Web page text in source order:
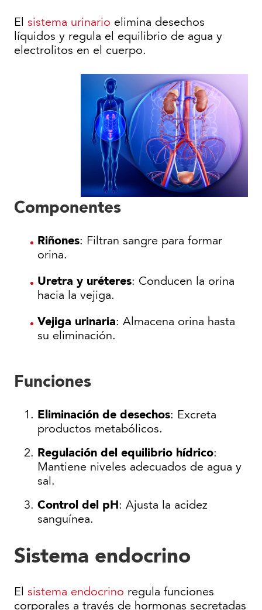
El sistema urinario elimina desechos
líquidos y regula el equilibrio de agua y
electrolitos en el cuerpo.
Componentes
Riñones: Filtran sangre para formar
orina.
Uretra y uréteres: Conducen la orina
hacia la vejiga.
Vejiga urinaria: Almacena orina hasta
su eliminación.
Funciones
Eliminación de desechos: Excreta
productos metabólicos.
Regulación del equilibrio hídrico:
Mantiene niveles adecuados de agua y
sal.
Control del pH: Ajusta la acidez
sanguínea.
Sistema endocrino
El sistema endocrino regula funciones
corporales a través de hormonas secretadas